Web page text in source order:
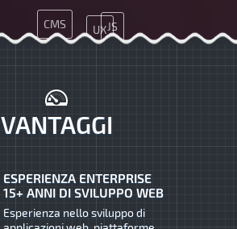
JS
UX
CMS
VANTAGGI
ESPERIENZA ENTERPRISE
15+ ANNI DI SVILUPPO WEB
Esperienza nello sviluppo di